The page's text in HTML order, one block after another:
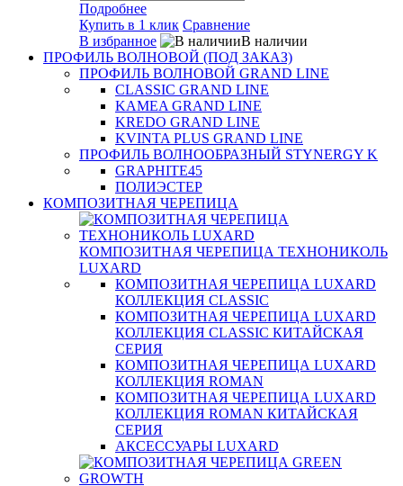
Подробнее
Купить в 1 клик Сравнение
В избранное
В наличии
ПРОФИЛЬ ВОЛНОВОЙ (ПОД ЗАКАЗ)
ПРОФИЛЬ ВОЛНОВОЙ GRAND LINE
CLASSIC GRAND LINE
KAMEA GRAND LINE
KREDO GRAND LINE
KVINTA PLUS GRAND LINE
ПРОФИЛЬ ВОЛНООБРАЗНЫЙ STYNERGY K
GRAPHITE45
ПОЛИЭСТЕР
КОМПОЗИТНАЯ ЧЕРЕПИЦА
КОМПОЗИТНАЯ ЧЕРЕПИЦА ТЕХНОНИКОЛЬ
LUXARD
КОМПОЗИТНАЯ ЧЕРЕПИЦА LUXARD
КОЛЛЕКЦИЯ CLASSIC
КОМПОЗИТНАЯ ЧЕРЕПИЦА LUXARD
КОЛЛЕКЦИЯ CLASSIC КИТАЙСКАЯ
СЕРИЯ
КОМПОЗИТНАЯ ЧЕРЕПИЦА LUXARD
КОЛЛЕКЦИЯ ROMAN
КОМПОЗИТНАЯ ЧЕРЕПИЦА LUXARD
КОЛЛЕКЦИЯ ROMAN КИТАЙСКАЯ
СЕРИЯ
АКСЕССУАРЫ LUXARD